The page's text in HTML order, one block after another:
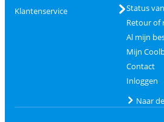
Klantenservice
Status
Retour of
Al mijn
Mijn
Contact
Inloggen
Naar